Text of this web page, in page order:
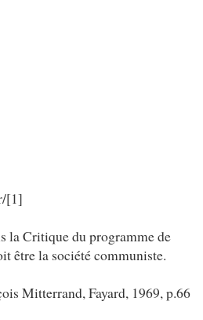
[1]
la Critique du programme de
être la société communiste.
Mitterrand, Fayard, 1969, p.66